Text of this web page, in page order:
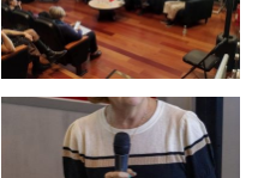
Zoom